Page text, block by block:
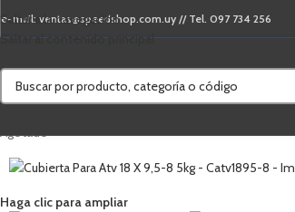
Saltar a la navegación
Saltar al contenido principal
e-mail: ventas@speedshop.com.uy // Tel. 097 734 256
Agotado
Haga clic para ampliar